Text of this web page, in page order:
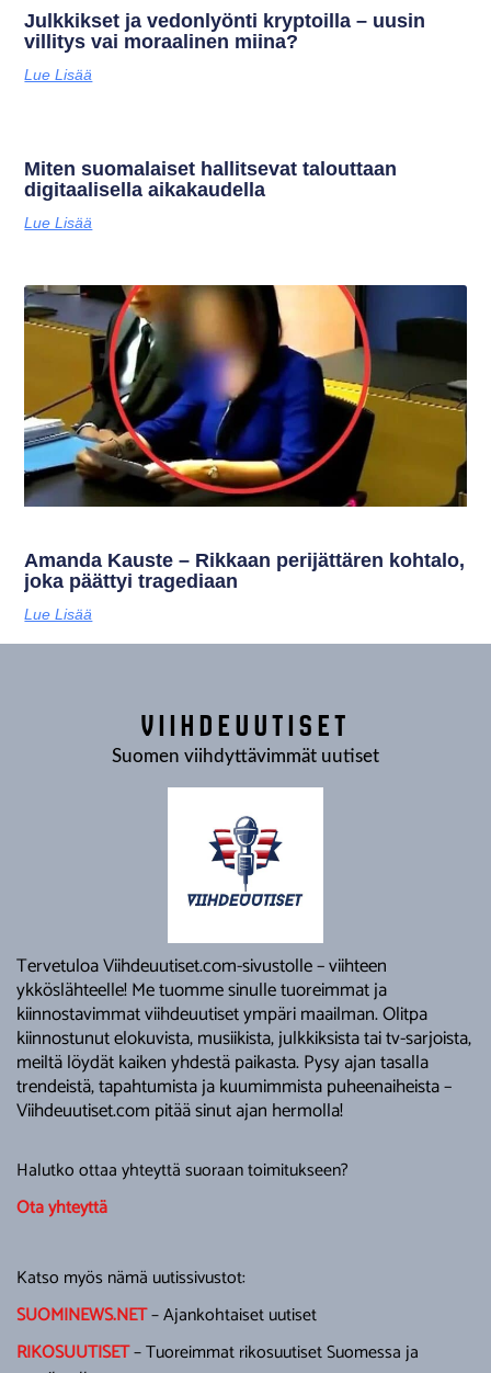
Julkkikset ja vedonlyönti kryptoilla – uusin
villitys vai moraalinen miina?
Lue Lisää
Miten suomalaiset hallitsevat talouttaan
digitaalisella aikakaudella
Lue Lisää
Amanda Kauste – Rikkaan perijättären kohtalo,
joka päättyi tragediaan
Lue Lisää
VIIHDEUUTISET
Suomen viihdyttävimmät uutiset
Tervetuloa Viihdeuutiset.com-sivustolle – viihteen
ykköslähteelle! Me tuomme sinulle tuoreimmat ja
kiinnostavimmat viihdeuutiset ympäri maailman. Olitpa
kiinnostunut elokuvista, musiikista, julkkiksista tai tv-sarjoista,
meiltä löydät kaiken yhdestä paikasta. Pysy ajan tasalla
trendeistä, tapahtumista ja kuumimmista puheenaiheista –
Viihdeuutiset.com pitää sinut ajan hermolla!
Halutko ottaa yhteyttä suoraan toimitukseen?
Ota yhteyttä
Katso myös nämä uutissivustot:
SUOMINEWS.NET– Ajankohtaiset uutiset
RIKOSUUTISET– Tuoreimmat rikosuutiset Suomessa ja